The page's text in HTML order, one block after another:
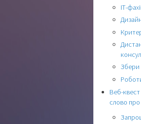
ІТ-
Збери
Веб-
слово про